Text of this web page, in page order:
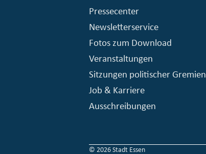
Pressecenter
Newsletterservice
Fotos zum Download
Veranstaltungen
Sitzungen politischer Gremien
Job & Karriere
Ausschreibungen
© Stadt Essen, Presse- und Kommunikationsamt
© 2026 Stadt Essen